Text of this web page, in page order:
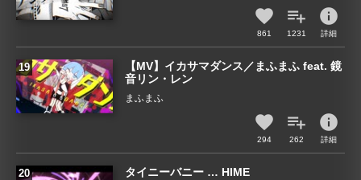
861 1231
info
詳細
【MV】イカサマダンス／まふまふ feat. 鏡
音リン・レン
まふまふ
294 262
info
詳細
タイニーバニー … HIME